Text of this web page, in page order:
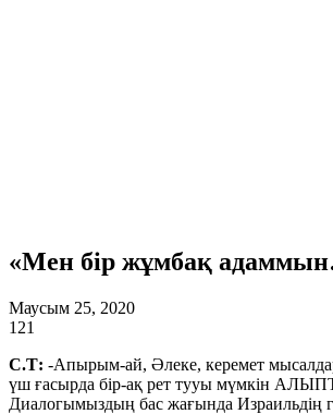
«Мен бір жұмбақ
Маусым 25, 2020
121
С.Т: -Апырым-ай, Әлеке, керемет мысалдар
үш ғасырда бір-ақ рет тууы мүмкін
Диалогымыздың бас жағында Израильдің